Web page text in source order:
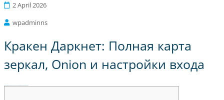
2 April 2026
wpadminns
Кракен Даркнет: Полная карта
зеркал, Onion и настройки входа